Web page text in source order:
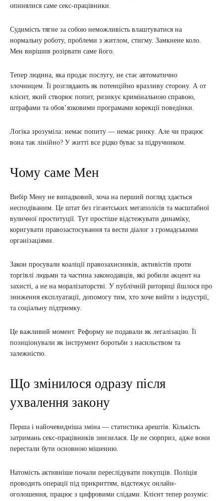
опинялися саме секс-працівники.
Судимість тягне за собою неможливість влаштуватися на
нормальну роботу, проблеми з житлом, стигму. Замкнене коло.
Мен вирішив розірвати саме його.
Тепер людина, яка продає послугу, не стає автоматично
злочинцем. Її розглядають як потенційно вразливу сторону. А от
клієнт, який створює попит, ризикує кримінальною справою,
штрафами та обов’язковими програмами корекції поведінки.
Логіка зрозуміла: немає попиту — немає ринку. Але чи працює
вона так лінійно? У житті все рідко буває за підручником.
Чому саме Мен
Вибір Мену не випадковий, хоча на перший погляд здається
несподіваним. Це штат без гігантських мегаполісів та масштабної
вуличної проституції. Тут простіше відстежувати динаміку,
коригувати правозастосування та вести діалог з громадськими
організаціями.
Закон просували коаліції правозахисників, активістів проти
торгівлі людьми та частина законодавців, які робили акцент на
захисті, а не на моралізаторстві. У публічній риториці йшлося про
зниження експлуатації, допомогу тим, хто хоче вийти з індустрії,
та соціальну підтримку.
Це важливий момент. Реформу не подавали як легалізацію. Її
позиціонували як інструмент боротьби з насильством та
залежністю.
Що змінилося одразу після
ухвалення закону
Перша і найочевидніша зміна — статистика арештів. Кількість
затримань секс-працівників знизилася. Це не сюрприз, адже вони
перестали бути основною мішенню.
Натомість активніше почали переслідувати покупців. Поліція
проводить операції під прикриттям, відстежує онлайн-
оголошення, працює з цифровими слідами. Клієнт тепер розуміє: